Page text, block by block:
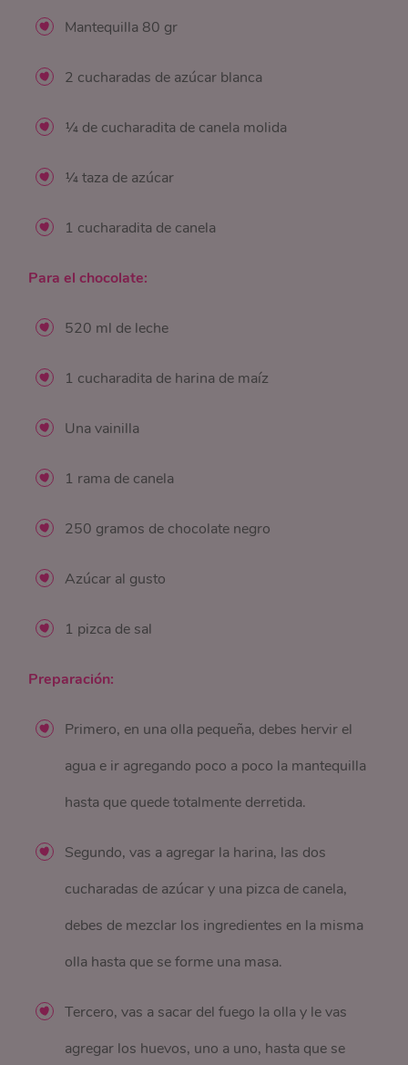
Mantequilla 80 gr
2 cucharadas de azúcar blanca
¼ de cucharadita de canela molida
¼ taza de azúcar
1 cucharadita de canela
Para el chocolate:
520 ml de leche
1 cucharadita de harina de maíz
Una vainilla
1 rama de canela
250 gramos de chocolate negro
Azúcar al gusto
1 pizca de sal
Preparación:
Primero, en una olla pequeña, debes hervir el
agua e ir agregando poco a poco la mantequilla
hasta que quede totalmente derretida.
Segundo, vas a agregar la harina, las dos
cucharadas de azúcar y una pizca de canela,
debes de mezclar los ingredientes en la misma
olla hasta que se forme una masa.
Tercero, vas a sacar del fuego la olla y le vas
agregar los huevos, uno a uno, hasta que se